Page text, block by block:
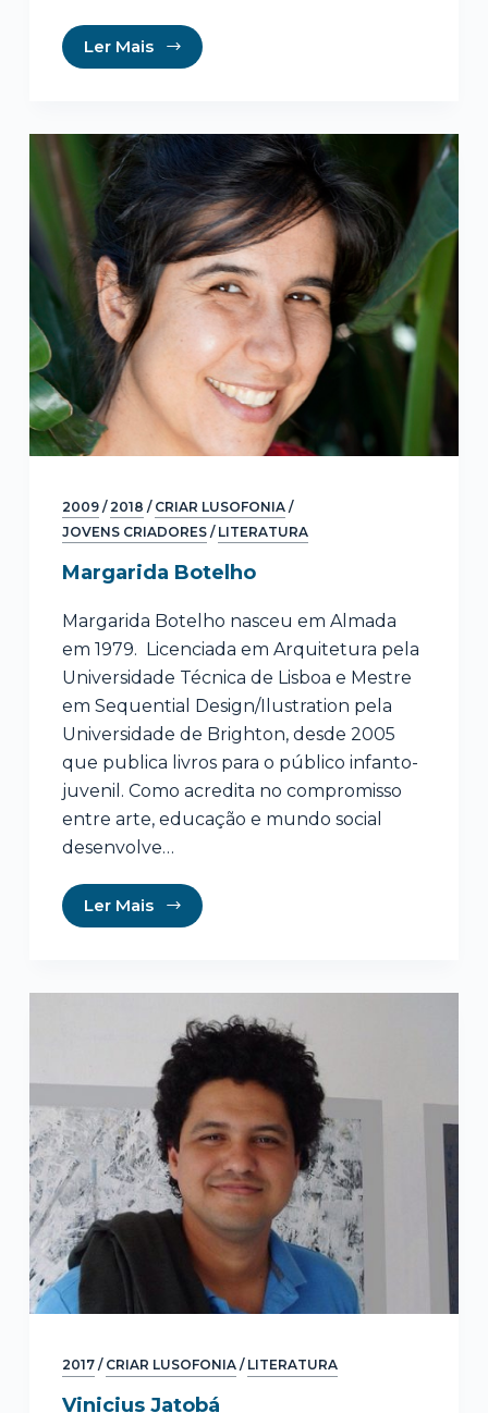
Ler Mais
2009/ 2018 / CRIAR LUSOFONIA/
JOVENS CRIADORES/ LITERATURA
Margarida Botelho
Margarida Botelho nasceu em Almada
em 1979. Licenciada em Arquitetura pela
Universidade Técnica de Lisboa e Mestre
em Sequential Design/Ilustration pela
Universidade de Brighton, desde 2005
que publica livros para o público infanto-
juvenil. Como acredita no compromisso
entre arte, educação e mundo social
desenvolve…
Ler Mais
2017/ CRIAR LUSOFONIA/ LITERATURA
Vinicius Jatobá